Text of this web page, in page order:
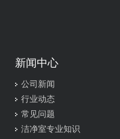
新闻中心
公司新闻
行业动态
常见问题
洁净室专业知识